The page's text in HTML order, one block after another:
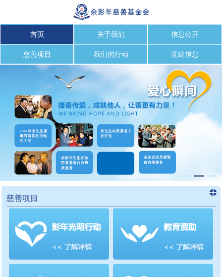
首页 关于我们 信息公开
慈善项目 我们的行动 党建信息
慈善项目
进入慈